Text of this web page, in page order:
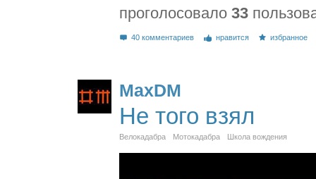
проголосовало 33
40 комментариев нравится избранное
MaxDM
Не того взял
Велокадабра Мотокадабра Школа вождения